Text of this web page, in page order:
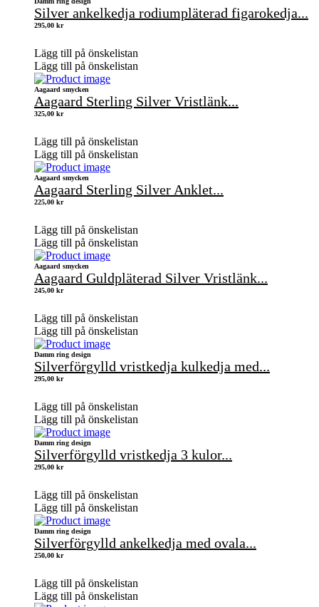
Silver ankelkedja rodiumpläterad figarokedja...
295,00 kr
Lägg till på önskelistan
Lägg till på önskelistan
Aagaard smycken
Aagaard Sterling Silver Vristlänk...
325,00 kr
Lägg till på önskelistan
Lägg till på önskelistan
Aagaard smycken
Aagaard Sterling Silver Anklet...
225,00 kr
Lägg till på önskelistan
Lägg till på önskelistan
Aagaard smycken
Aagaard Guldpläterad Silver Vristlänk...
245,00 kr
Lägg till på önskelistan
Lägg till på önskelistan
Damm ring design
Silverförgylld vristkedja kulkedja med...
295,00 kr
Lägg till på önskelistan
Lägg till på önskelistan
Damm ring design
Silverförgylld vristkedja 3 kulor...
295,00 kr
Lägg till på önskelistan
Lägg till på önskelistan
Damm ring design
Silverförgylld ankelkedja med ovala...
250,00 kr
Lägg till på önskelistan
Lägg till på önskelistan